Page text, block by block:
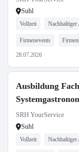
Suhl
Vollzeit Nachhaltiger
Firmenevents
28.07.2026
Ausbildung
SRH YourService
Suhl
Vollzeit Nachhaltiger